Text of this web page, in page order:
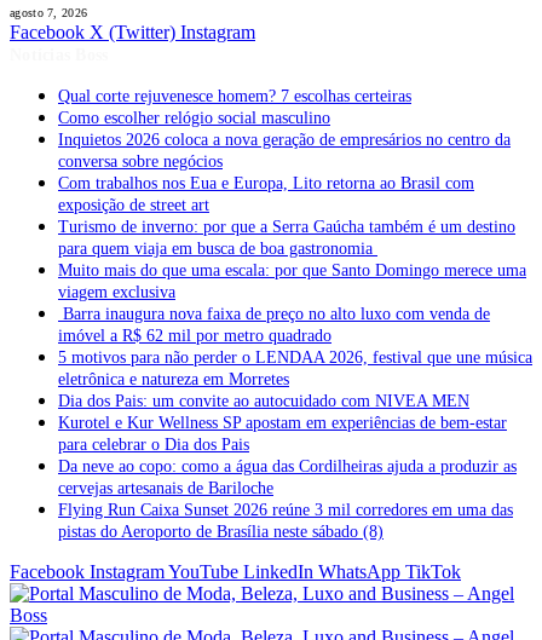
agosto 7, 2026
Facebook X (Twitter) Instagram
Qual corte rejuvenesce homem? 7 escolhas certeiras
Como escolher relógio social masculino
Inquietos 2026 coloca a nova geração de empresários no centro da
conversa sobre negócios
Com trabalhos nos Eua e Europa, Lito retorna ao Brasil com
exposição de street art
Turismo de inverno: por que a Serra Gaúcha também é um destino
para quem viaja em busca de boa gastronomia
Muito mais do que uma escala: por que Santo Domingo merece uma
viagem exclusiva
Barra inaugura nova faixa de preço no alto luxo com venda de
imóvel a R$ 62 mil por metro quadrado
5 motivos para não perder o LENDAA 2026, festival que une música
eletrônica e natureza em Morretes
Dia dos Pais: um convite ao autocuidado com NIVEA MEN
Kurotel e Kur Wellness SP apostam em experiências de bem-estar
para celebrar o Dia dos Pais
Da neve ao copo: como a água das Cordilheiras ajuda a produzir as
cervejas artesanais de Bariloche
Flying Run Caixa Sunset 2026 reúne 3 mil corredores em uma das
pistas do Aeroporto de Brasília neste sábado (8)
Facebook InstagramYouTube LinkedIn WhatsApp TikTok